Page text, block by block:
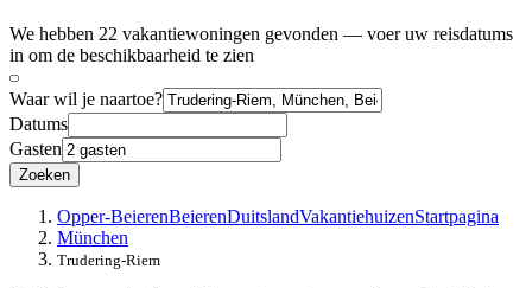
We hebben 22 vakantiewoningen gevonden — voer uw reisdatums
in om de beschikbaarheid te zien
Waar wil je naartoe?
Datums
Gasten
Zoeken
Opper-BeierenBeierenDuitslandVakantiehuizenStartpagina
München
Trudering-Riem